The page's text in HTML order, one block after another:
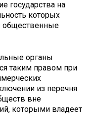
государства на
которых
общественные
органы
таким правом при
из перечня
вне
которыми владеет